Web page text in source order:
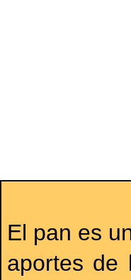
El pan es
aportes de